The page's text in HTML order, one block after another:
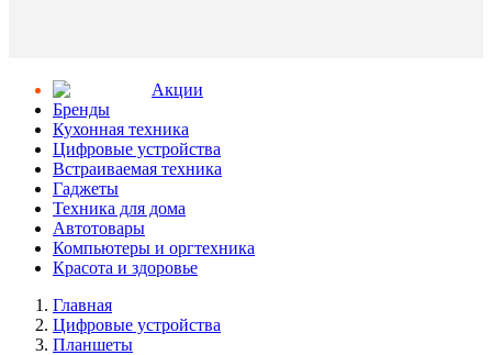
Aкции
Бренды
Кухонная техника
Цифровые устройства
Встраиваемая техника
Гаджеты
Техника для дома
Автотовары
Компьютеры и оргтехника
Красота и здоровье
Главная
Цифровые устройства
Планшеты